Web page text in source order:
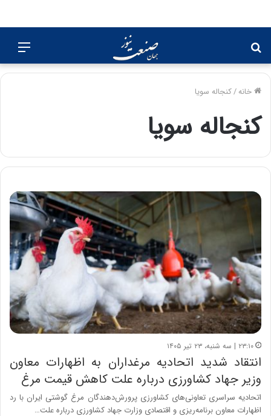
برای
خانه/کنجاله سویا
کنجاله سویا
۲۳:۱۰ | سه شنبه، ۲۳ تیر ۱۴۰۵
انتقاد شدید اتحادیه مرغداران به اظهارات معاون
وزیر جهاد کشاورزی درباره علت کاهش قیمت مرغ
اتحادیه سراسری تعاونی‌های کشاورزی پرورش‌دهندگان مرغ گوشتی ایران با رد
اظهارات معاون برنامه‌ریزی و اقتصادی وزارت جهاد کشاورزی درباره علت…